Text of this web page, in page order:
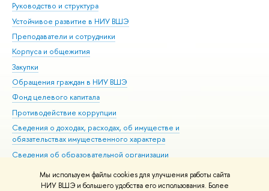
Мы используем файлы cookies для улучшения работы сайта
НИУ ВШЭ и большего удобства его использования. Более
Руководство и структура
Устойчивое развитие в НИУ ВШЭ
Преподаватели и сотрудники
Корпуса и общежития
Закупки
Обращения граждан в НИУ ВШЭ
Фонд целевого капитала
Противодействие коррупции
Сведения о доходах, расходах, об имуществе и
обязательствах имущественного характера
Сведения об образовательной организации
Людям с ограниченными возможностями здоровья
Единая платежная страница